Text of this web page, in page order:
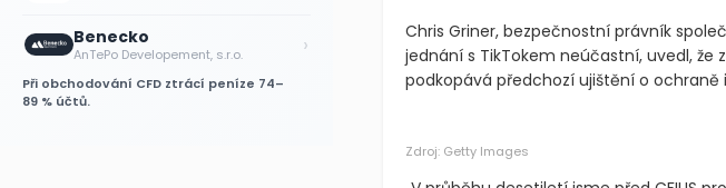
Chris Griner, bezpečnostní právník
jednání s TikTokem neúčastní, uvedl, že
podkopává předchozí ujištění o
Zdroj: Getty Images
Benecko
AnTePo Developement, s.r.o. ›
Při obchodování CFD ztrácí peníze 74–
89 % účtů.